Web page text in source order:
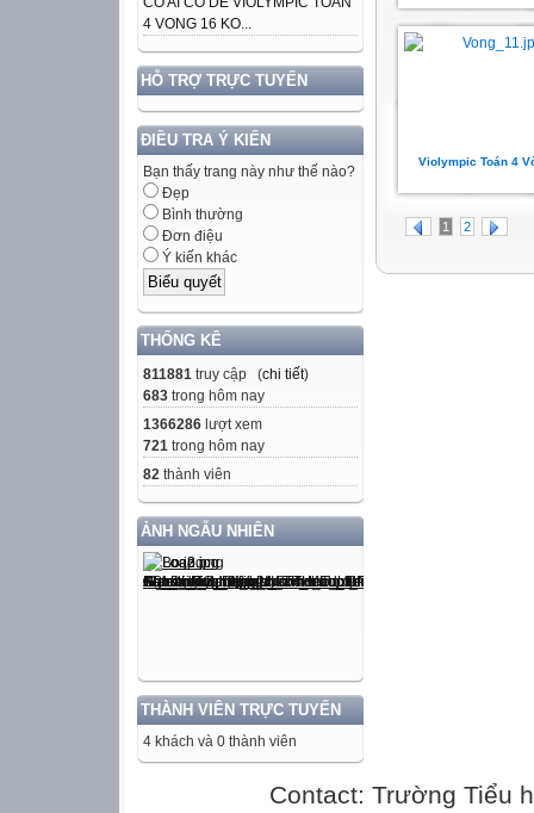
4 VONG 16 KO...
HỖ TRỢ TRỰC TUYẾN
ĐIỀU TRA Ý KIẾN
Bạn thấy trang này như thế nào?
Đẹp
Bình thường
Đơn điệu
Ý kiến khác
THỐNG KÊ
811881 truy cập (chi tiết)
683 trong hôm nay
1366286 lượt xem
721 trong hôm nay
82 thành viên
ẢNH NGẪU NHIÊN
THÀNH VIÊN TRỰC TUYẾN
4 khách và 0 thành viên
Violympic Toán 4
1 2
Contact: Trường Tiểu